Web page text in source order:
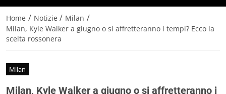
Home / Notizie / Milan /
Milan, Kyle Walker a giugno o si affretteranno i tempi? Ecco la
scelta rossonera
Milan
Milan, Kyle Walker a giugno o si affretteranno i